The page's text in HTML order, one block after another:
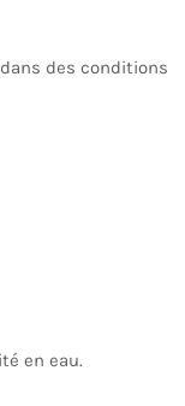
des conditions
en eau.